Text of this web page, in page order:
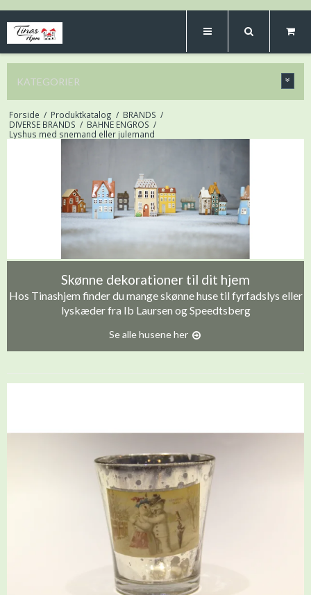
KATEGORIER
Forside / Produktkatalog / BRANDS /
DIVERSE BRANDS / BAHNE ENGROS /
Lyshus med snemand eller julemand
Skønne dekorationer til dit hjem
Hos Tinashjem finder du mange skønne huse til fyrfadslys eller
lyskæder fra Ib Laursen og Speedtsberg
Se alle husene her